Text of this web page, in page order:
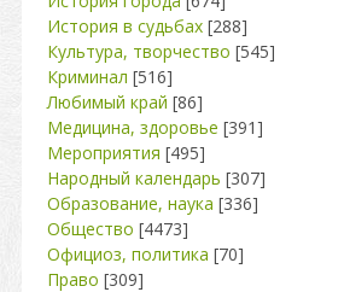
История в судьбах [288]
Культура, творчество [545]
Криминал [516]
Любимый край [86]
Медицина, здоровье [391]
Мероприятия [495]
Народный календарь [307]
Образование, наука [336]
Общество [4473]
Официоз, политика [70]
Право [309]